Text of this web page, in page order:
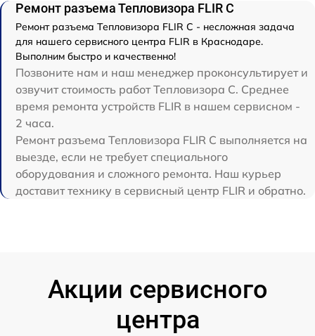
Ремонт разъема Тепловизора FLIR C
Ремонт разъема Тепловизора FLIR C - несложная задача
для нашего сервисного центра FLIR в Краснодаре.
Выполним быстро и качественно!
Позвоните нам и наш менеджер проконсультирует и
озвучит стоимость работ Тепловизора C. Среднее
время ремонта устройств FLIR в нашем сервисном -
2 часа.
Ремонт разъема Тепловизора FLIR C выполняется на
выезде, если не требует специального
оборудования и сложного ремонта. Наш курьер
доставит технику в сервисный центр FLIR и обратно.
Акции сервисного
центра